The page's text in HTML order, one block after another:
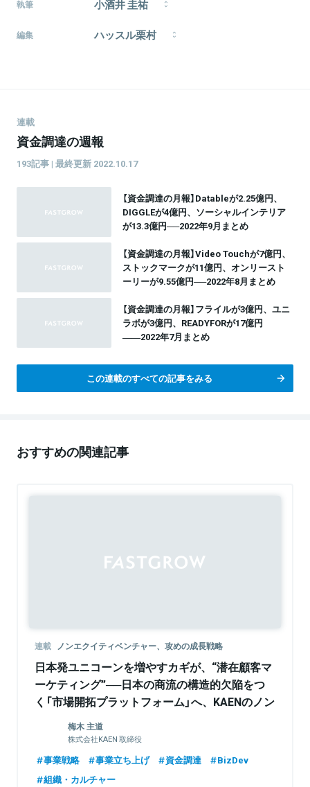
執筆 小酒井 圭祐
きます。トレンドの変遷を追っていくことに興味があ
編集 ハッスル栗村
連載
資金調達の週報
193記事 | 最終更新 2022.10.17
【資金調達の月報】Datableが2.25億円、
DIGGLEが4億円、ソーシャルインテリア
が13.3億円──2022年9月まとめ
【資金調達の月報】Video Touchが7億円、
ストックマークが11億円、オンリースト
ーリーが9.55億円──2022年8月まとめ
【資金調達の月報】フライルが3億円、ユニ
ラボが3億円、READYFORが17億円
――2022年7月まとめ
この連載のすべての記事をみる
おすすめの関連記事
連載 ノンエクイティベンチャー、攻めの成長戦略
日本発ユニコーンを増やすカギが、“潜在顧客マ
ーケティング”──日本の商流の構造的欠陥をつ
く「市場開拓プラットフォーム」へ、KAENのノン
エクイティ戦略
梅木 主道
株式会社KAEN 取締役
事業戦略 事業立ち上げ 資金調達
BizDev
組織・カルチャー